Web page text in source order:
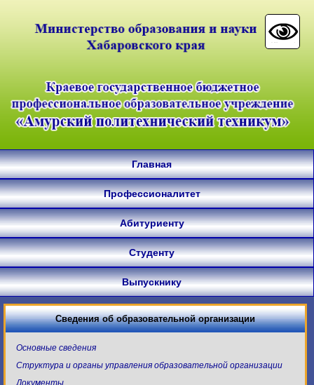
Главная
Профессионалитет
Абитуриенту
Студенту
Выпускнику
Сведения об образовательной организации
Основные сведения
Структура и органы управления образовательной организации
Документы